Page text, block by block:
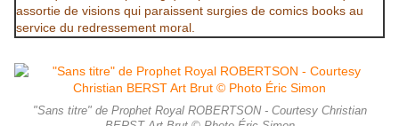
assortie de visions qui paraissent surgies de comics books au
service du redressement moral.
"Sans titre" de Prophet Royal ROBERTSON - Courtesy Christian